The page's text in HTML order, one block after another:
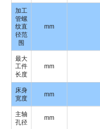
加工
管螺
纹直
径范
围
mm
最大
工件
长度
mm
床身
宽度
mm
主轴
孔径
mm